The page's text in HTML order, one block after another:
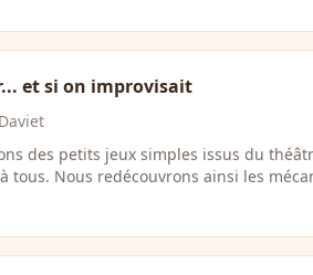
et si on improvisait
des petits jeux simples issus du
tous. Nous redécouvrons ainsi les